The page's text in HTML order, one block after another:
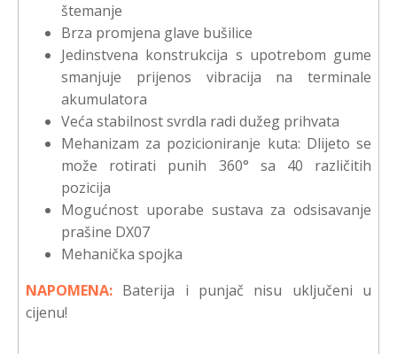
štemanje
Brza promjena glave bušilice
Jedinstvena konstrukcija s upotrebom gume
smanjuje prijenos vibracija na terminale
akumulatora
Veća stabilnost svrdla radi dužeg prihvata
Mehanizam za pozicioniranje kuta: Dlijeto se
može rotirati punih 360° sa 40 različitih
pozicija
Mogućnost uporabe sustava za odsisavanje
prašine DX07
Mehanička spojka
NAPOMENA: Baterija i punjač nisu uključeni u
cijenu!